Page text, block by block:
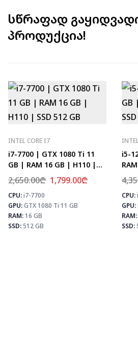
სწრაფად
პროდუქცია!
INTEL CORE I7
i7-7700 | GTX 1080 Ti 11
GB | RAM 16 GB | H110 |
SSD 512 GB
2,650.00₾ 1,799.00₾
CPU:i7-7700
GPU:GTX 1080 Ti 11 GB
RAM:16 GB
SSD:512 GB
⚡ MAX
CS2
PUBG
i5-
512
CPU:
GPU:
RAM:
SSD: